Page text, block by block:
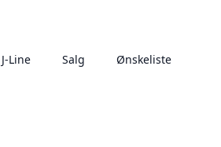
J-Line Salg Ønskeliste